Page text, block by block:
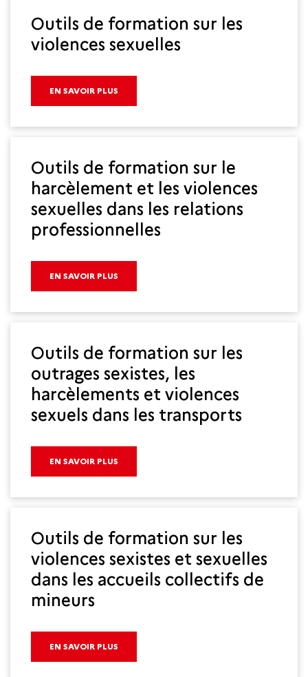
Outils de formation sur les
violences sexuelles
EN SAVOIR PLUS
Outils de formation sur le
harcèlement et les violences
sexuelles dans les relations
professionnelles
EN SAVOIR PLUS
Outils de formation sur les
outrages sexistes, les
harcèlements et violences
sexuels dans les transports
EN SAVOIR PLUS
Outils de formation sur les
violences sexistes et sexuelles
dans les accueils collectifs de
mineurs
EN SAVOIR PLUS